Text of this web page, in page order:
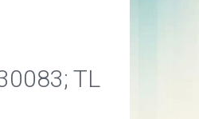
TL